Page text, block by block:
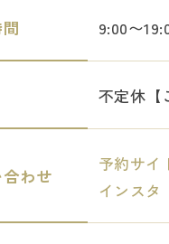
9:00〜
不定休【
わせ
予約サイ
インスタ